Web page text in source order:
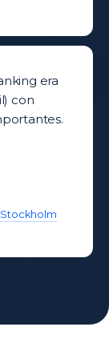
era
con